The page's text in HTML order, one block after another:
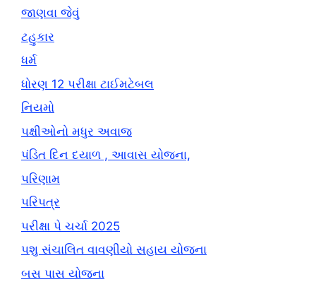
જાણવા જેવું
ટહુકાર
ધર્મ
ધોરણ 12 પરીક્ષા ટાઈમટેબલ
નિયમો
પક્ષીઓનો મધુર અવાજ
પંડિત દિન દયાળ , આવાસ યોજના,
પરિણામ
પરિપત્ર
પરીક્ષા પે ચર્ચા 2025
પશુ સંચાલિત વાવણીયો સહાય યોજના
બસ પાસ યોજના